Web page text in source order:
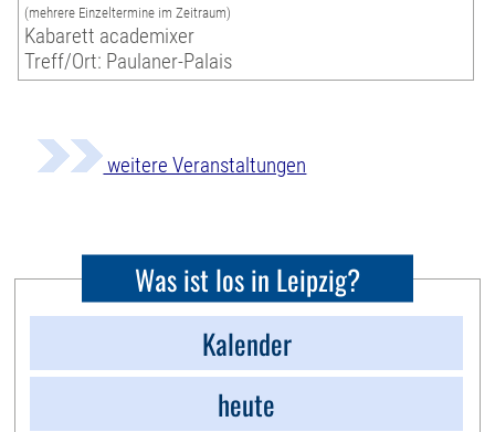
(mehrere Einzeltermine im Zeitraum)
Kabarett academixer
Treff/Ort: Paulaner-Palais
weitere Veranstaltungen
Was ist los in Leipzig?
Kalender
heute